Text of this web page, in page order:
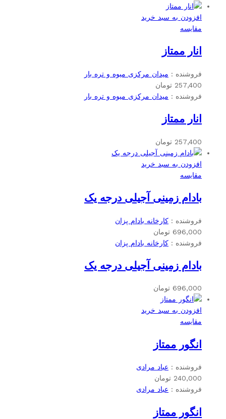
افزودن به سبد خرید
مقایسه
انار ممتاز
فروشنده : میدان مرکزی میوه و تره بار
257,400 تومان
فروشنده : میدان مرکزی میوه و تره بار
انار ممتاز
257,400 تومان
افزودن به سبد خرید
مقایسه
بادام زمینی آجیلی درجه یک
فروشنده : کارخانه بادام پزان
696,000 تومان
فروشنده : کارخانه بادام پزان
بادام زمینی آجیلی درجه یک
696,000 تومان
افزودن به سبد خرید
مقایسه
انگور ممتاز
فروشنده : عباد مرادی
240,000 تومان
فروشنده : عباد مرادی
انگور ممتاز